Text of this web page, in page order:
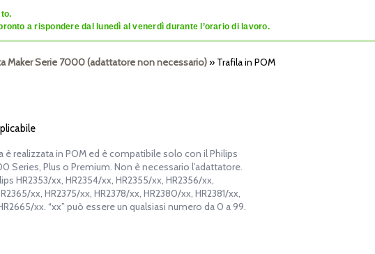
a rispondere dal lunedì al venerdì durante l’orario di lavoro.
Maker Serie 7000 (adattatore non necessario)» Trafila in POM
è realizzata in POM ed è compatibile solo con il Philips
Series, Plus o Premium. Non è necessario l’adattatore.
HR2353/xx, HR2354/xx, HR2355/xx, HR2356/xx,
xx, HR2375/xx, HR2378/xx, HR2380/xx, HR2381/xx,
xx. “xx” può essere un qualsiasi numero da 0 a 99.